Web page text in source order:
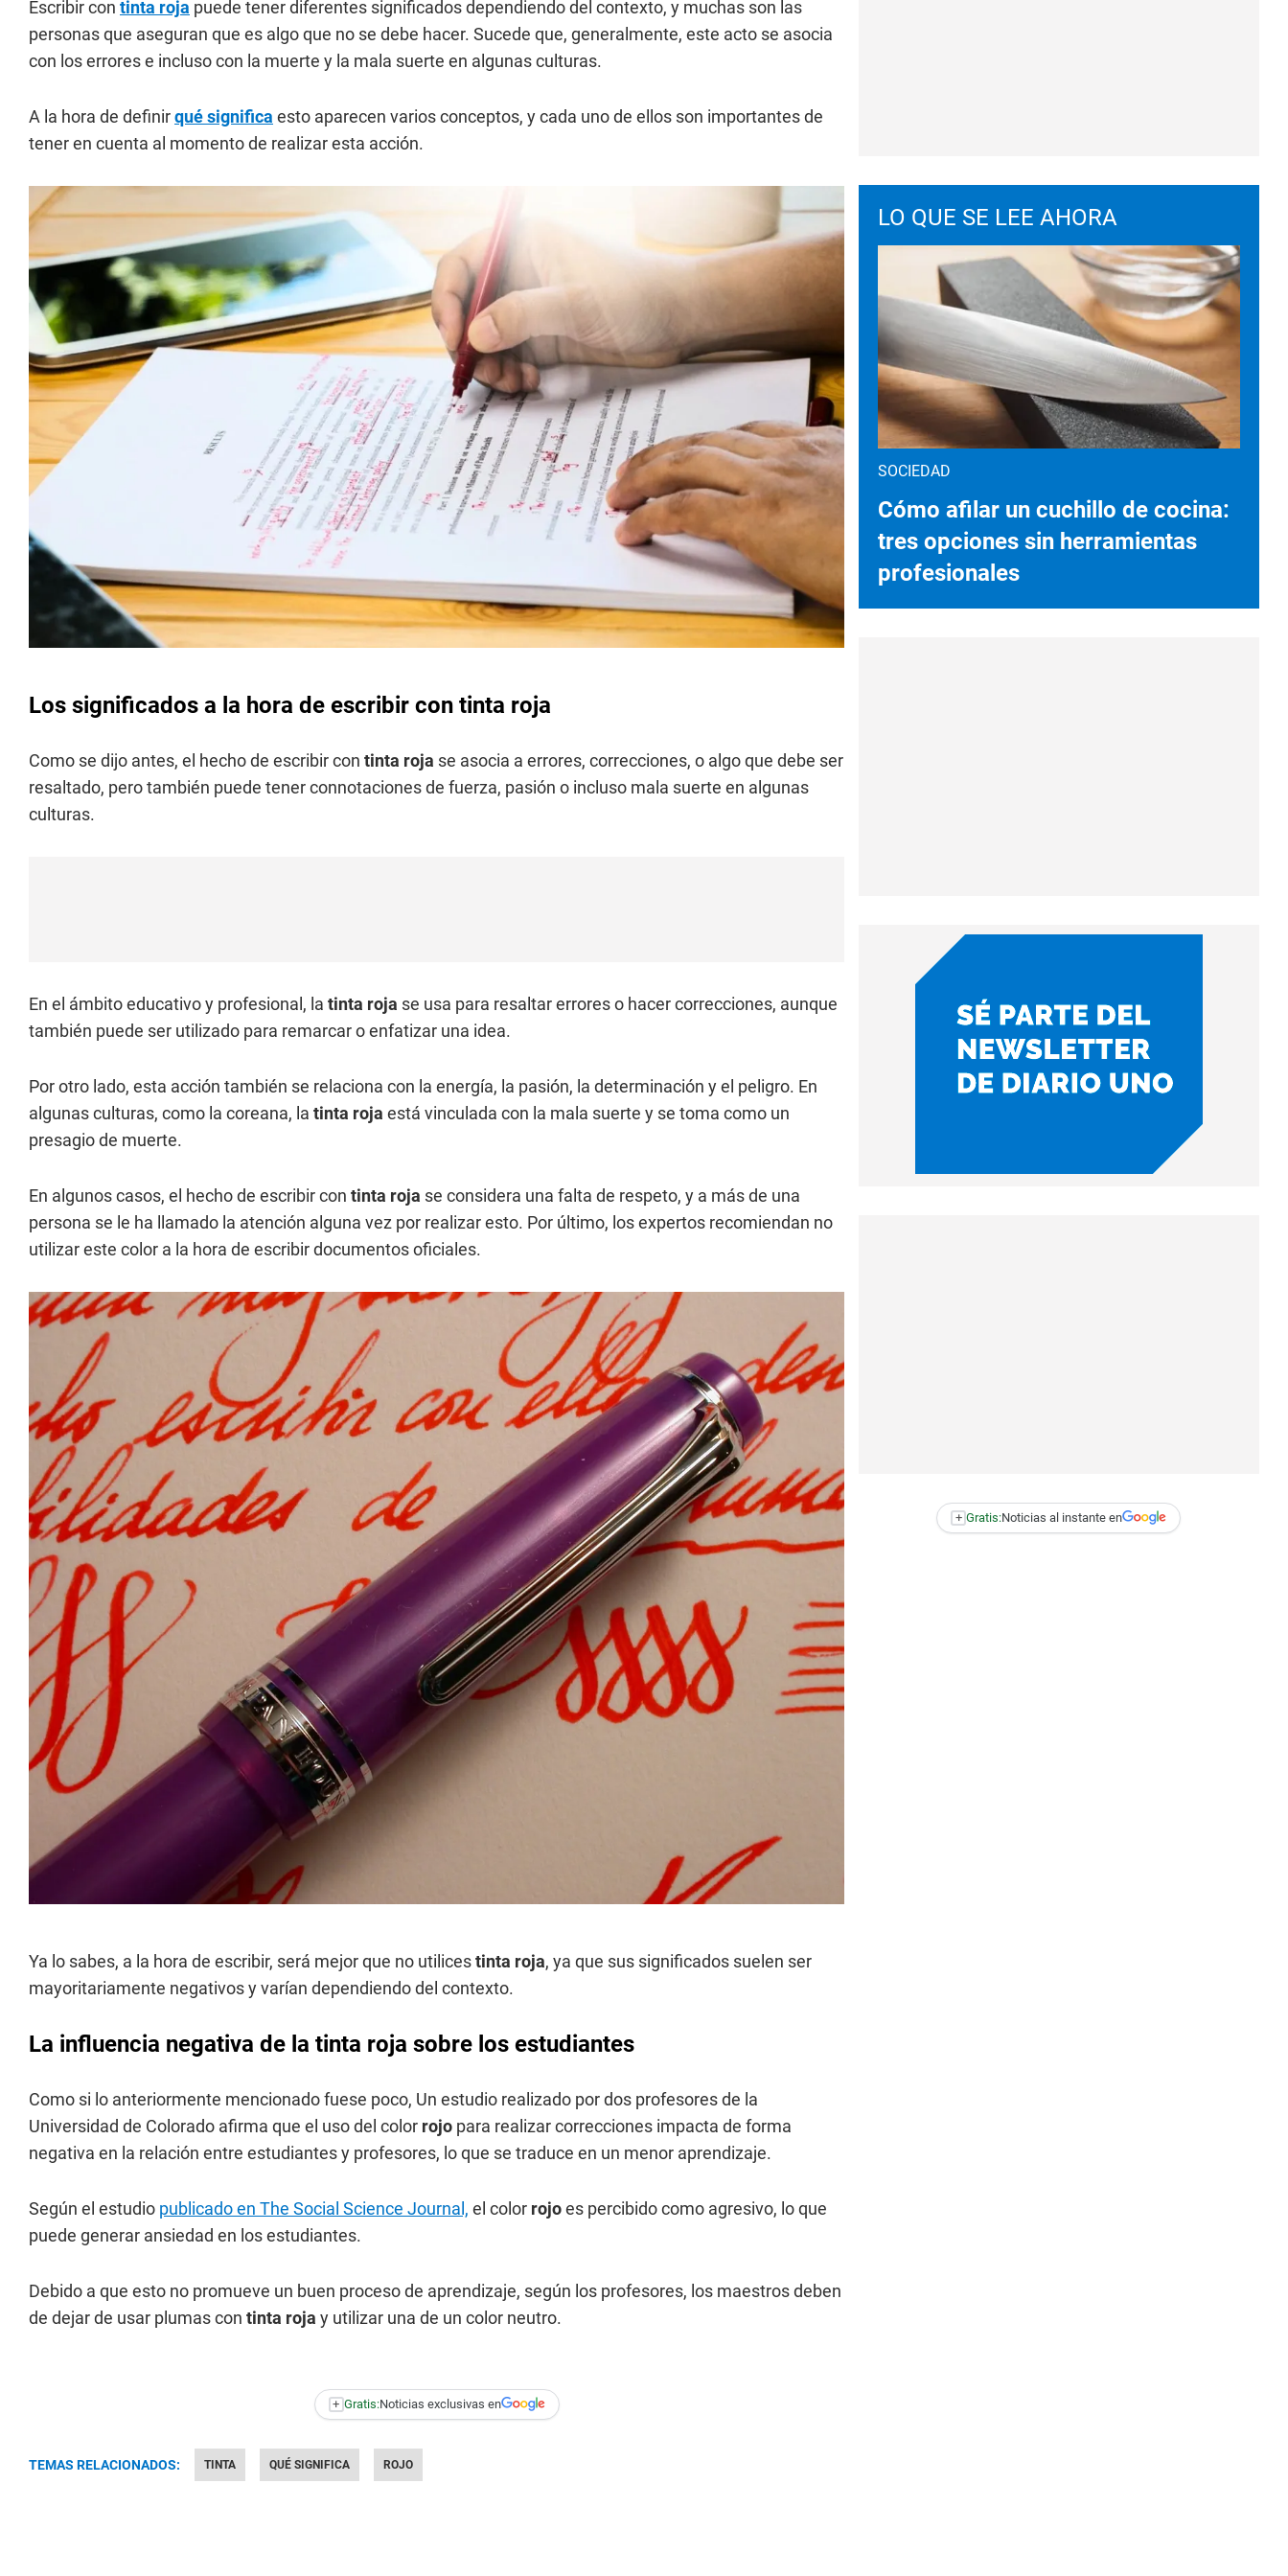
Escribir con tinta roja puede tener diferentes significados dependiendo del contexto, y muchas son las
personas que aseguran que es algo que no se debe hacer. Sucede que, generalmente, este acto se asocia
con los errores e incluso con la muerte y la mala suerte en algunas culturas.
A la hora de definirqué significa esto aparecen varios conceptos, y cada uno de ellos son importantes de
tener en cuenta al momento de realizar esta acción.
Los significados a la hora de escribir con tinta roja
Como se dijo antes, el hecho de escribir con tinta roja se asocia a errores, correcciones, o algo que debe ser
resaltado, pero también puede tener connotaciones de fuerza, pasión o incluso mala suerte en algunas
culturas.
En el ámbito educativo y profesional, la tinta roja se usa para resaltar errores o hacer correcciones, aunque
también puede ser utilizado para remarcar o enfatizar una idea.
Por otro lado, esta acción también se relaciona con la energía, la pasión, la determinación y el peligro. En
algunas culturas, como la coreana, la tinta roja está vinculada con la mala suerte y se toma como un
presagio de muerte.
En algunos casos, el hecho de escribir con tinta roja se considera una falta de respeto, y a más de una
persona se le ha llamado la atención alguna vez por realizar esto. Por último, los expertos recomiendan no
utilizar este color a la hora de escribir documentos oficiales.
Ya lo sabes, a la hora de escribir, será mejor que no utilicestinta roja, ya que sus significados suelen ser
mayoritariamente negativos y varían dependiendo del contexto.
La influencia negativa de la tinta roja sobre los estudiantes
Como si lo anteriormente mencionado fuese poco, Un estudio realizado por dos profesores de la
Universidad de Colorado afirma que el uso del color rojo para realizar correcciones impacta de forma
negativa en la relación entre estudiantes y profesores, lo que se traduce en un menor aprendizaje.
Según el estudio publicado en The Social Science Journal, el color rojoes percibido como agresivo, lo que
puede generar ansiedad en los estudiantes.
Debido a que esto no promueve un buen proceso de aprendizaje, según los profesores, los maestros deben
de dejar de usar plumas con tinta roja y utilizar una de un color neutro.
+ Gratis:Noticias exclusivas en
TEMAS RELACIONADOS: TINTA QUÉ SIGNIFICA ROJO
LO QUE SE LEE AHORA
SOCIEDAD
Cómo afilar un cuchillo de cocina:
tres opciones sin herramientas
profesionales
+ Gratis:Noticias al instante en